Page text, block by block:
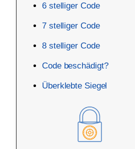
6 stelliger Code
7 stelliger Code
8 stelliger Code
Code beschädigt?
Überklebte Siegel